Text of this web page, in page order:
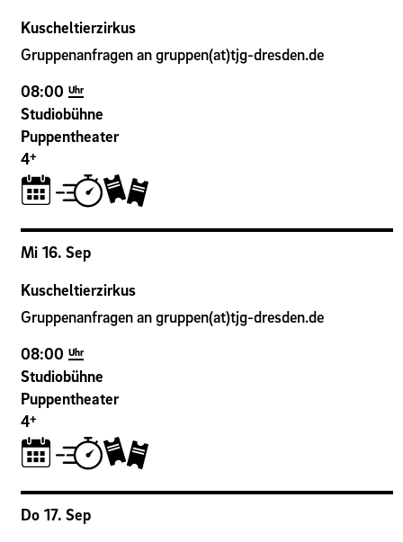
Kuscheltierzirkus
Gruppenanfragen an gruppen(at)tjg-dresden.de
08:00 Uhr
4+
Studiobühne
Puppentheater
Mi 16. Sep
Kuscheltierzirkus
Gruppenanfragen an gruppen(at)tjg-dresden.de
08:00 Uhr
4+
Studiobühne
Puppentheater
Do 17. Sep